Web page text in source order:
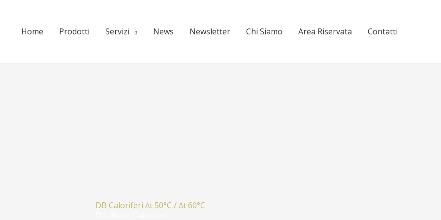
Home Prodotti Servizi News Newsletter Chi Siamo Area Riservata Contatti
DB Caloriferi ∆t 50°C / ∆t 60°C